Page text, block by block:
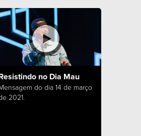
no Dia Mau
do dia 14 de março
2021.